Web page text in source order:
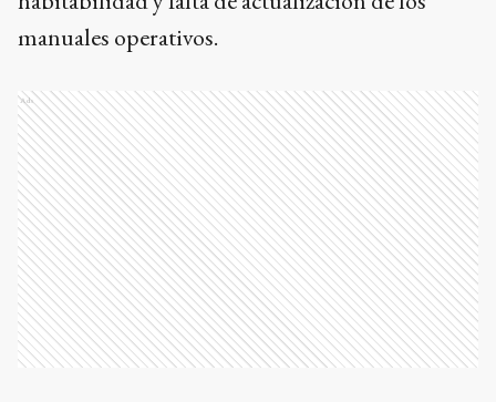
manuales operativos.
Ads